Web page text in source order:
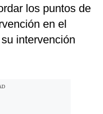
los puntos de
en el
intervención